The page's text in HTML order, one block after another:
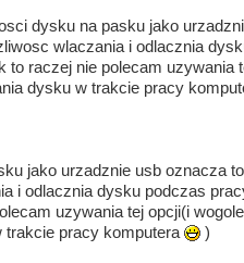
dysku na pasku jako
wlaczania i odlacznia
to raczej nie polecam uzywania
dysku w trakcie pracy
jako urzadznie usb oznacza
i odlacznia dysku podczas
uzywania tej opcji(i
trakcie pracy komputera
)